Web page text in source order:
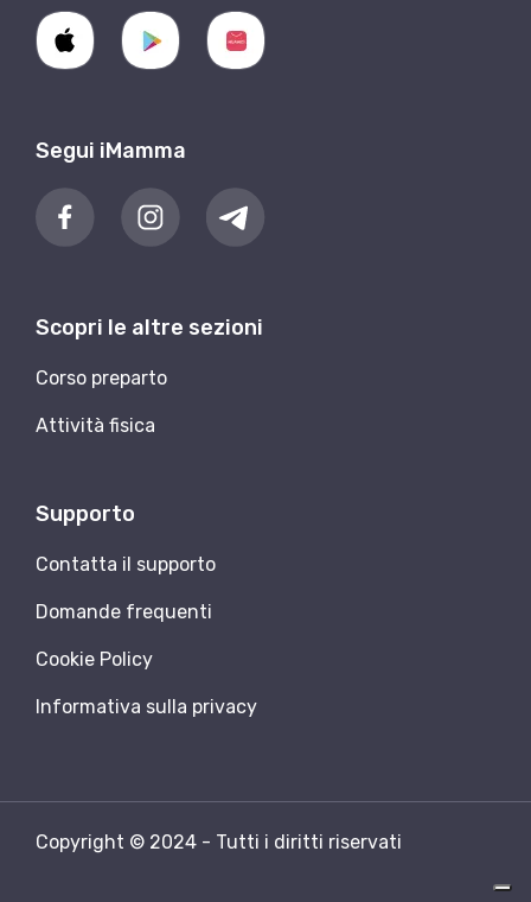
Segui iMamma
Scopri le altre sezioni
Corso preparto
Attività fisica
Supporto
Contatta il supporto
Domande frequenti
Cookie Policy
Informativa sulla privacy
Copyright © 2024 - Tutti i diritti riservati